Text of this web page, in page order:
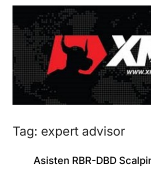
Tag: expert advisor
Asisten RBR-DBD